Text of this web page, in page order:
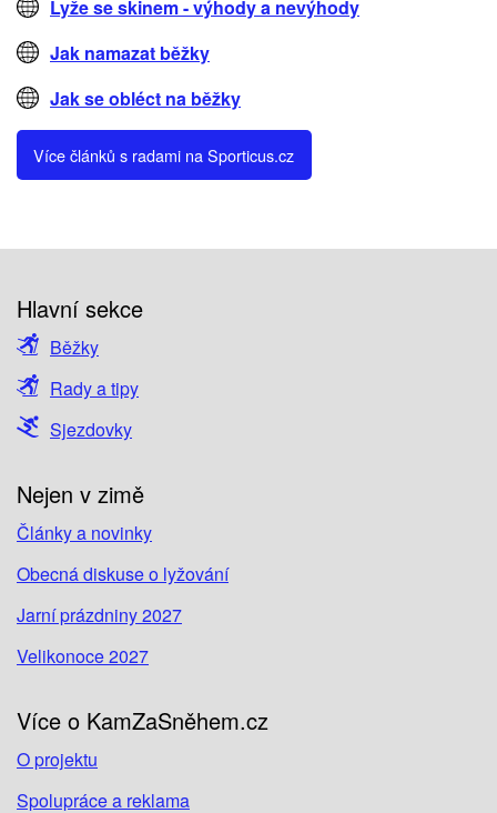
Lyže se skinem - výhody a nevýhody
Jak namazat běžky
Jak se obléct na běžky
Více článků s radami na Sporticus.cz
Hlavní sekce
Běžky
Rady a tipy
Sjezdovky
Nejen v zimě
Články a novinky
Obecná diskuse o lyžování
Jarní prázdniny 2027
Velikonoce 2027
Více o KamZaSněhem.cz
O projektu
Spolupráce a reklama